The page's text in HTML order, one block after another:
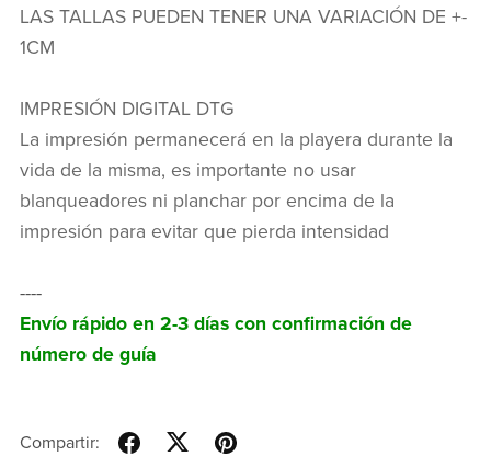
LAS TALLAS PUEDEN TENER UNA VARIACIÓN DE +-
1CM
IMPRESIÓN DIGITAL DTG
La impresión permanecerá en la playera durante la
vida de la misma, es importante no usar
blanqueadores ni planchar por encima de la
impresión para evitar que pierda intensidad
----
Envío rápido en 2-3 días con confirmación de
número de guía
Compartir: